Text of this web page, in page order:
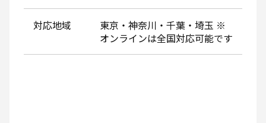
対応地域
東京・神奈川・千葉・埼玉 ※
オンラインは全国対応可能です